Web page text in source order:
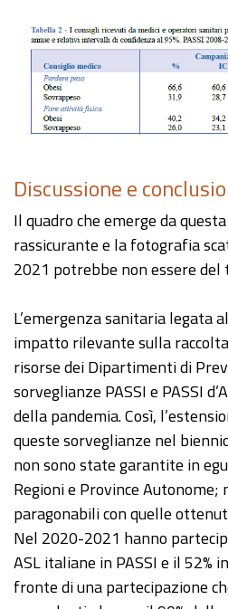
Discussione e
Il quadro che emerge da
rassicurante e la fotografia
2021 potrebbe non essere
L’emergenza sanitaria legata
impatto rilevante sulla
risorse dei Dipartimenti di
sorveglianze PASSI e PASSI
della pandemia. Così,
queste sorveglianze nel
non sono state garantite in
Regioni e Province Autonome;
paragonabili con quelle
Nel 2020-2021 hanno
ASL italiane in PASSI e il 52%
fronte di una partecipazione